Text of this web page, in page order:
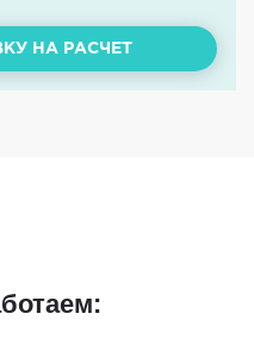
ОТПРАВИТЬ ЗАЯВКУ НА РАСЧЕТ